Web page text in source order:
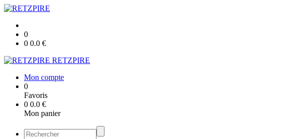
0
0 0.0 €
RETZPIRE
Mon compte
0
Favoris
0 0.0 €
Mon panier